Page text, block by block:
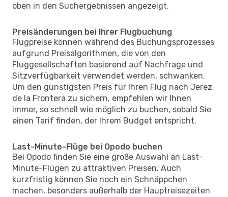
oben in den Suchergebnissen angezeigt.
Preisänderungen bei Ihrer Flugbuchung
Flugpreise können während des Buchungsprozesses
aufgrund Preisalgorithmen, die von den
Fluggesellschaften basierend auf Nachfrage und
Sitzverfügbarkeit verwendet werden, schwanken.
Um den günstigsten Preis für Ihren Flug nach Jerez
de la Frontera zu sichern, empfehlen wir Ihnen
immer, so schnell wie möglich zu buchen, sobald Sie
einen Tarif finden, der Ihrem Budget entspricht.
Last-Minute-Flüge bei Opodo buchen
Bei Opodo finden Sie eine große Auswahl an Last-
Minute-Flügen zu attraktiven Preisen. Auch
kurzfristig können Sie noch ein Schnäppchen
machen, besonders außerhalb der Hauptreisezeiten